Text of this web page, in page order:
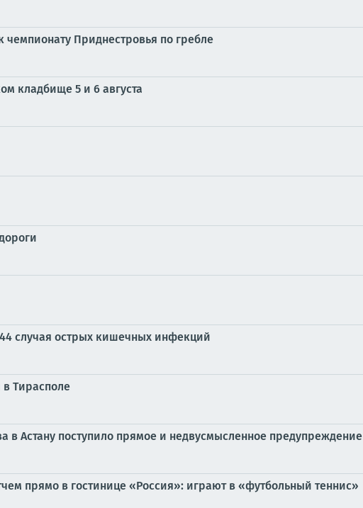
Приднестровья по гребле
кладбище 5 и 6 августа
случая острых кишечных инфекций
Тирасполе
Астану поступило прямое и недвусмысленное предупреждение
прямо в гостинице «Россия»: играют в «футбольный теннис»